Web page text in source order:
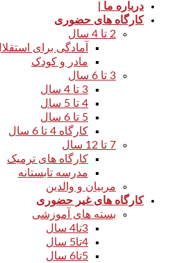
درباره ما |
کارگاه های حضوری
2 تا 4 سال
آمادگی برای
مادر و کودک
3 تا 6 سال
3 تا 4 سال
4 تا 5 سال
5 تا 6 سال
کارگاه 4 تا 6 سال
7 تا 12 سال
کارگاه های ترمیک
مدرسه تابستانه
مربیان و والدین
کارگاه های غیر حضوری
بسته های آموزشی
3تا4 سال
4تا5 سال
5تا6 سال